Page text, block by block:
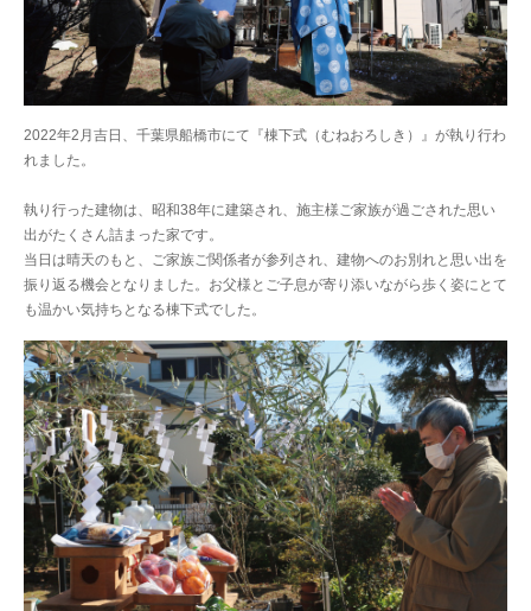
2022年2月吉日、千葉県船橋市にて『棟下式（むねおろしき）』が執り行わ
れました。
執り行った建物は、昭和38年に建築され、施主様ご家族が過ごされた思い
出がたくさん詰まった家です。
当日は晴天のもと、ご家族ご関係者が参列され、建物へのお別れと思い出を
振り返る機会となりました。お父様とご子息が寄り添いながら歩く姿にとて
も温かい気持ちとなる棟下式でした。